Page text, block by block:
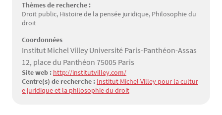
Thèmes de recherche :
Droit public, Histoire de la pensée juridique, Philosophie du
droit
Coordonnées
Institut Michel Villey Université Paris-Panthéon-Assas
12, place du Panthéon 75005 Paris
Site web : http://institutvilley.com/
Centre(s) de recherche : Institut Michel Villey pour la cultur
e juridique et la philosophie du droit